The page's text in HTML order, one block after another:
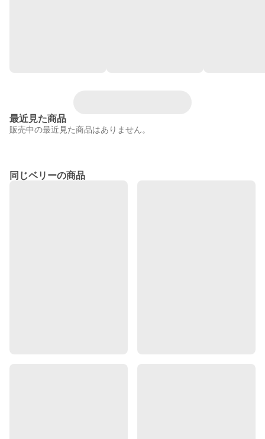
最近見た商品
販売中の最近見た商品はありません。
同じベリーの商品